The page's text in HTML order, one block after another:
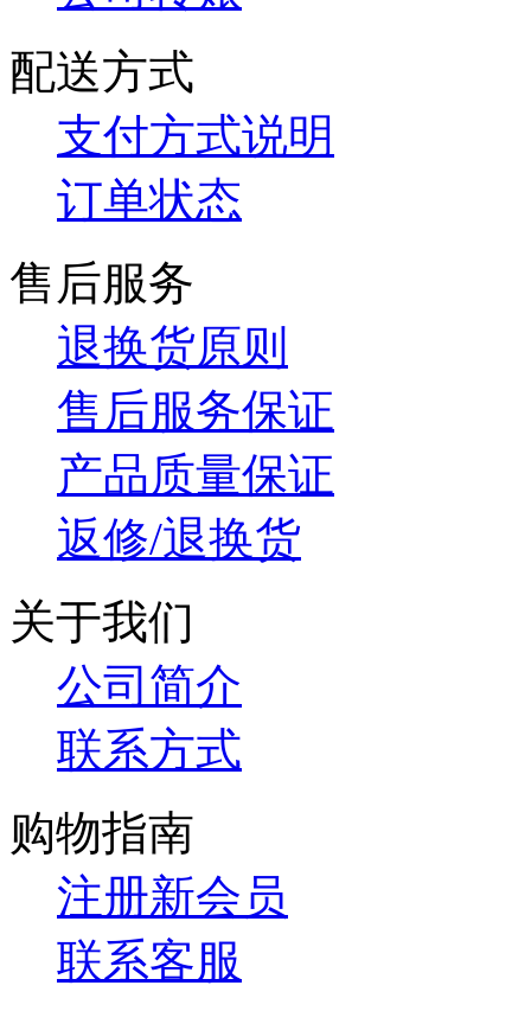
配送方式
支付方式说明
订单状态
售后服务
退换货原则
售后服务保证
产品质量保证
返修/退换货
关于我们
公司简介
联系方式
购物指南
注册新会员
联系客服